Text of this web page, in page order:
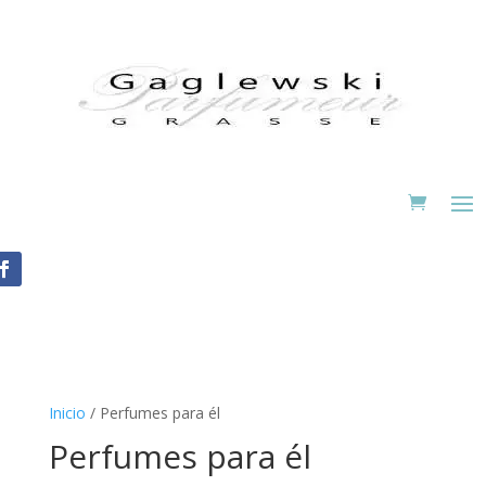
Inicio / Perfumes para él
Perfumes para él